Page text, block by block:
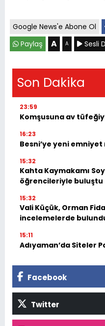
Google News'e Abone Ol
Paylaş
A A Sesli
Son Dakika
23:59
Komşusuna av
16:23
Besni’ye yeni
15:32
Kahta Kaymakamı
öğrencileriyle buluştu
15:32
Vali Küçük, Orman
incelemelerde
15:11
Adıyaman’da Siteler
Facebook
Twitter